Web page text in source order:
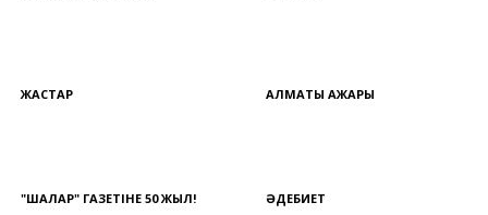
ЖАСТАР АЛМАТЫ АЖАРЫ
"ШАЛҚАР" ГАЗЕТІНЕ 50 ЖЫЛ! ӘДЕБИЕТ